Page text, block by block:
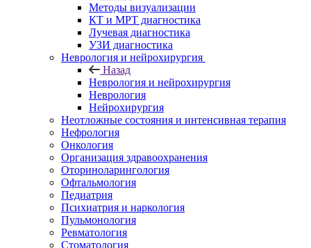
Методы визуализации
КТ и МРТ диагностика
Лучевая диагностика
УЗИ диагностика
Неврология и нейрохирургия
Назад
Неврология и нейрохирургия
Неврология
Нейрохирургия
Неотложные состояния и интенсивная терапия
Нефрология
Онкология
Организация здравоохранения
Оториноларингология
Офтальмология
Педиатрия
Психиатрия и наркология
Пульмонология
Ревматология
Стоматология